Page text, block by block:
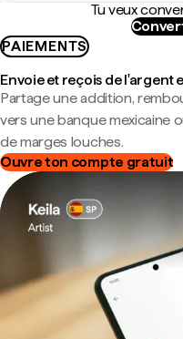
Tu veux
PAIEMENTS
Envoie et reçois de l'argent
Partage une addition,
vers une banque mexicaine
de marges louches.
Ouvre ton compte gratuit